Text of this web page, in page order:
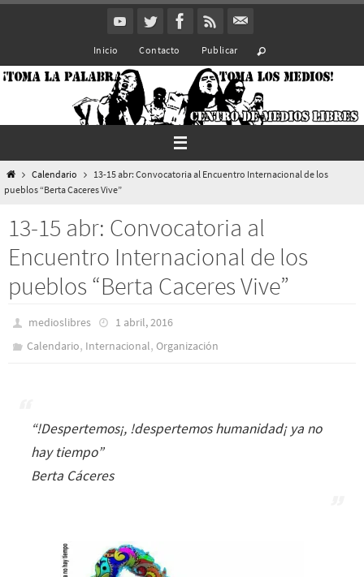
Inicio Contacto Publicar
InicioCalendario
13-15 abr: Convocatoria al Encuentro Internacional de los
pueblos “Berta Caceres Vive”
13-15 abr: Convocatoria al
Encuentro Internacional de los
pueblos “Berta Caceres Vive”
medioslibres
1 abril, 2016
Calendario, Internacional,Organización
“!Despertemos¡, !despertemos humanidad¡ ya no
hay tiempo”
Berta Cáceres